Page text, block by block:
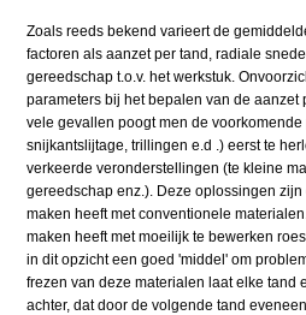
Zoals reeds bekend varieert de
factoren als aanzet per tand, radiale
gereedschap t.o.v. het werkstuk.
parameters bij het bepalen van de aanzet
vele gevallen poogt men de
snijkantslijtage, trillingen e.d .) eerst te
verkeerde veronderstellingen (te kleine
gereedschap enz.). Deze oplossingen
maken heeft met conventionele
maken heeft met moeilijk te bewerken
in dit opzicht een goed 'middel' om
frezen van deze materialen laat elke tand
achter, dat door de volgende tand